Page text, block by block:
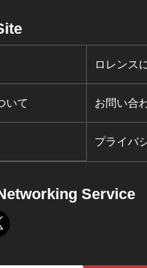
ロレンス
いて お問い合
プライバ
Service